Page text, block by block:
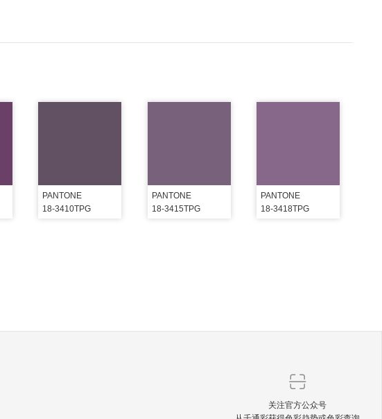
PANTONE
18-3410TPG
PANTONE
18-3415TPG
PANTONE
18-3418TPG
关注官方公众号